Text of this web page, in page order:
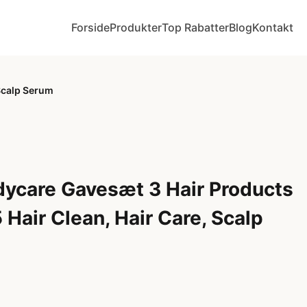
ForsideProdukterTop RabatterBlogKontakt
Serum
Gavesæt 3 Hair Products
Clean, Hair Care, Scalp